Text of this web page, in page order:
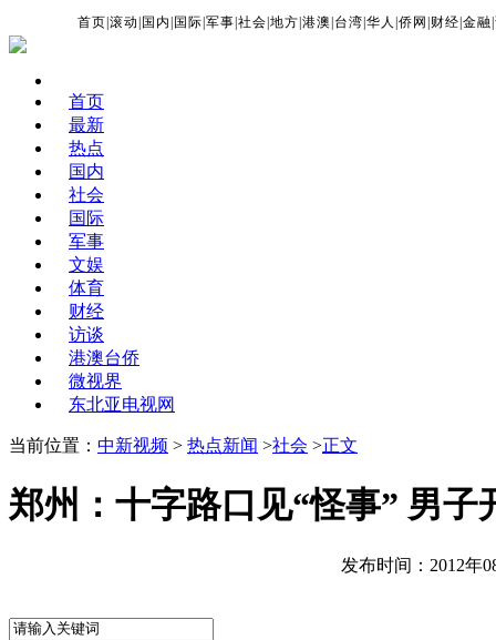
首页 |滚动 国内 国际 |军事 |社会 |地方 |港澳 台湾 |华人 |侨网 财经 |金融 |
首页
最新
热点
国内
社会
国际
军事
文娱
体育
财经
访谈
港澳台侨
微视界
东北亚电视网
当前位置： 中新视频 > 热点新闻 >社会 >正文
郑州：十字路口见“怪事” 男子
发布时间：2012年